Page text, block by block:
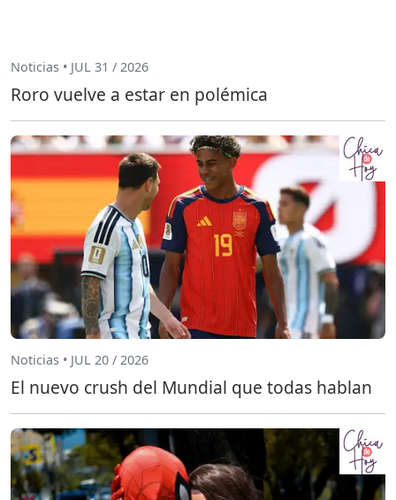
Noticias • JUL 31 / 2026
Roro vuelve a estar en polémica
Noticias • JUL 20 / 2026
El nuevo crush del Mundial que todas hablan